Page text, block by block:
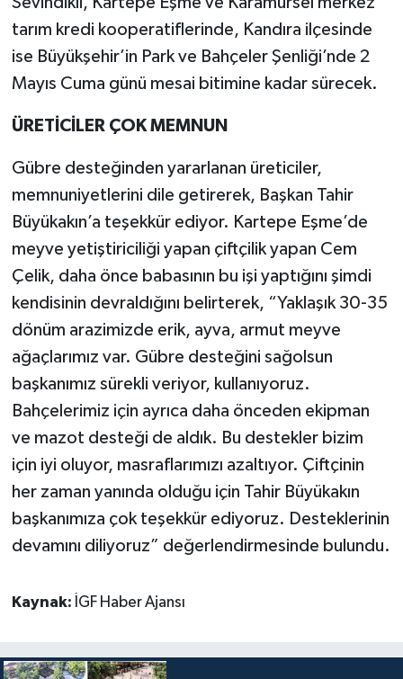
tarım kredi kooperatiflerinde, Kandıra ilçesinde
ise Büyükşehir’in Park ve Bahçeler Şenliği’nde 2
Mayıs Cuma günü mesai bitimine kadar sürecek.
ÜRETİCİLER ÇOK MEMNUN
Gübre desteğinden yararlanan üreticiler,
memnuniyetlerini dile getirerek, Başkan Tahir
Büyükakın’a teşekkür ediyor. Kartepe Eşme’de
meyve yetiştiriciliği yapan çiftçilik yapan Cem
Çelik, daha önce babasının bu işi yaptığını şimdi
kendisinin devraldığını belirterek, “Yaklaşık 30-35
dönüm arazimizde erik, ayva, armut meyve
ağaçlarımız var. Gübre desteğini sağolsun
başkanımız sürekli veriyor, kullanıyoruz.
Bahçelerimiz için ayrıca daha önceden ekipman
ve mazot desteği de aldık. Bu destekler bizim
için iyi oluyor, masraflarımızı azaltıyor. Çiftçinin
her zaman yanında olduğu için Tahir Büyükakın
başkanımıza çok teşekkür ediyoruz. Desteklerinin
devamını diliyoruz” değerlendirmesinde bulundu.
Kaynak: İGF Haber Ajansı